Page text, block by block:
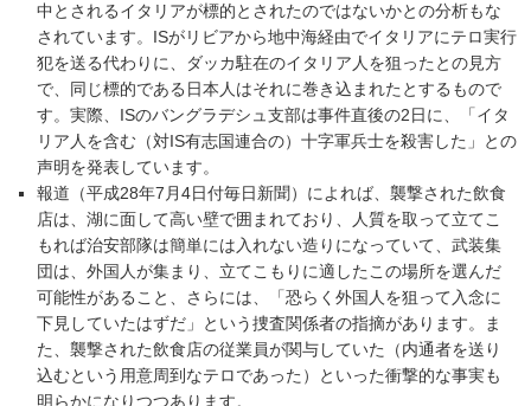
中とされるイタリアが標的とされたのではないかとの分析もな
されています。ISがリビアから地中海経由でイタリアにテロ実行
犯を送る代わりに、ダッカ駐在のイタリア人を狙ったとの見方
で、同じ標的である日本人はそれに巻き込まれたとするもので
す。実際、ISのバングラデシュ支部は事件直後の2日に、「イタ
リア人を含む（対IS有志国連合の）十字軍兵士を殺害した」との
声明を発表しています。
報道（平成28年7月4日付毎日新聞）によれば、襲撃された飲食
店は、湖に面して高い壁で囲まれており、人質を取って立てこ
もれば治安部隊は簡単には入れない造りになっていて、武装集
団は、外国人が集まり、立てこもりに適したこの場所を選んだ
可能性があること、さらには、「恐らく外国人を狙って入念に
下見していたはずだ」という捜査関係者の指摘があります。ま
た、襲撃された飲食店の従業員が関与していた（内通者を送り
込むという用意周到なテロであった）といった衝撃的な事実も
明らかになりつつあります。